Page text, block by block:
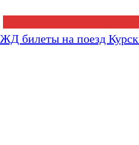
ЖД билеты на поезд